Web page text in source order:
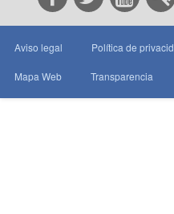
Aviso legal Política de
Mapa Web Transparencia